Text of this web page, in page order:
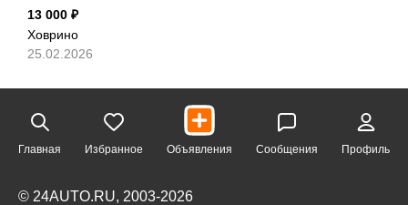
13 000
Ховрино
25.02.2026
Главная Избранное Объявления Сообщения Профиль
© 24AUTO.RU, 2003-2026